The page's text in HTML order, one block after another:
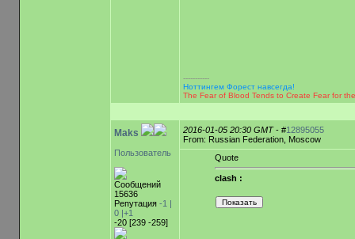
-----------
Ноттингем Форест навсегда!
The Fear of Blood Tends to Create Fear for
Maks
Пользователь
Сообщений
15636
Репутация -1 |
0 |+1
-20 [239 -259]
2016-01-05 20:30 GMT- #12895055
From: Russian Federation, Moscow
Quote
clash :